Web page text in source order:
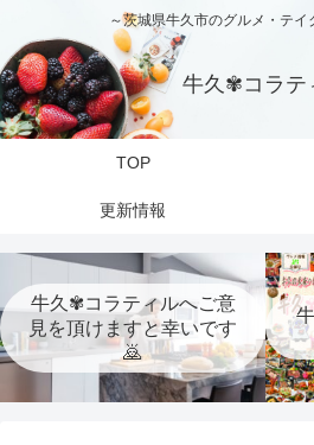
～茨城県牛久市のグルメ・テイ
牛久✾コラテ
TOP
更新情報
牛久✾コラティルへご意
見を頂けますと幸いです
🙇